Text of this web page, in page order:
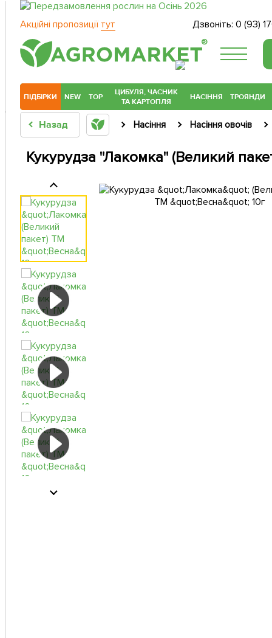
Акційні пропозиції тут Дзвоніть: 0 (93)
®
ПІДБІРКИ NEW TOP
ЦИБУЛЯ, ЧАСНИК
ТА КАРТОПЛЯ
НАСІННЯ ТРОЯНДИ
Назад Насіння Насіння овочів
Кукурудза "Лакомка" (Великий